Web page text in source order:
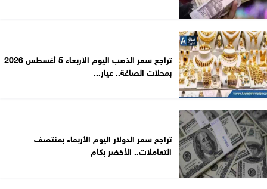
تراجع سعر الذهب اليوم الأربعاء 5 أغسطس 2026
بمحلات الصاغة.. عيار...
تراجع سعر الدولار اليوم الأربعاء بمنتصف
التعاملات.. الأخضر بكام